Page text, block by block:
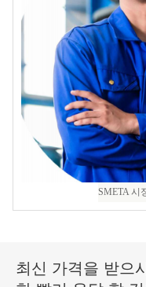
SMETA 시
최신 가격을 받으